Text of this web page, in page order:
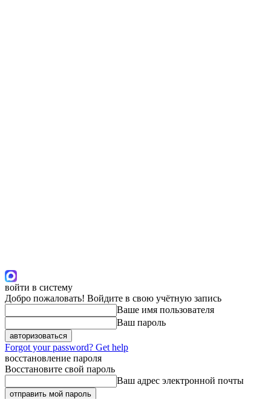
войти в систему
Добро пожаловать! Войдите в свою учётную запись
Ваше имя пользователя
Ваш пароль
Forgot your password? Get help
восстановление пароля
Восстановите свой пароль
Ваш адрес электронной почты